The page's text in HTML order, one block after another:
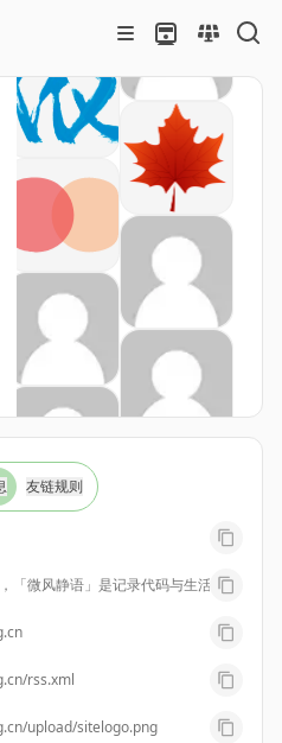
友链规则
「微风静语」是记录代码与生活共鸣的
rss.xml
upload/sitelogo.png